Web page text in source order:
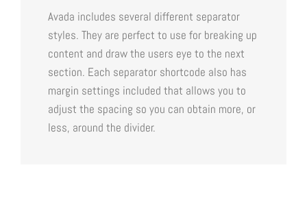
Avada includes several different separator
styles. They are perfect to use for breaking up
content and draw the users eye to the next
section. Each separator shortcode also has
margin settings included that allows you to
adjust the spacing so you can obtain more, or
less, around the divider.